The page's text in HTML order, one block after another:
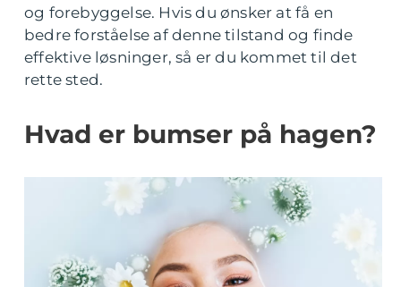
og forebyggelse. Hvis du ønsker at få en
bedre forståelse af denne tilstand og finde
effektive løsninger, så er du kommet til det
rette sted.
Hvad er bumser på hagen?